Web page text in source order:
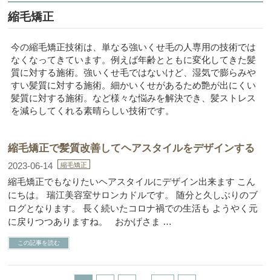
縮毛矯正
今の縮毛矯正技術は、単なる強いくせ毛の人専用の技術では
なくなってきています。例えば年齢とともに変化してきた髪
質に対する施術。強いくせ毛ではないけど、湿気で膨らみや
すい髪質に対する施術。細かいくせがあるため艶が出にくい
髪質に対する施術。など様々な悩みを解決でき、髪ストレス
を減らしてくれる素晴らしい技術です。
縮毛矯正で髪質改善してヘアスタイルをデザインする
2023-06-14 縮毛矯正
縮毛矯正でもなりたいヘアスタイルにデザイン出来ます こん
にちは。 瑞江美容室サロンカドルです。 随分と久しぶりのブ
ログとなります。 長く続いたコロナ禍での生活も ようやく元
に戻りつつありますね。 おかげさま …
この記事を読む